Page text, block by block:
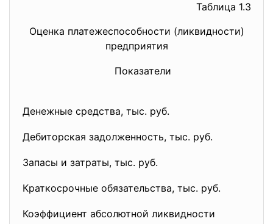
Таблица 1.3
Оценка платежеспособности (ликвидности)
предприятия
Показатели
Денежные средства, тыс. руб.
Дебиторская задолженность, тыс. руб.
Запасы и затраты, тыс. руб.
Краткосрочные обязательства, тыс. руб.
Коэффициент абсолютной ликвидности